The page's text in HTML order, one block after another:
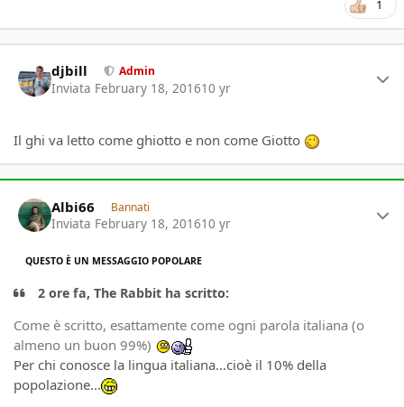
1
djbill Admin
Inviata February 18, 201610 yr
Il ghi va letto come ghiotto e non come Giotto
Albi66 Bannati
Inviata February 18, 201610 yr
QUESTO È UN MESSAGGIO POPOLARE
2 ore fa, The Rabbit ha scritto:
Come è scritto, esattamente come ogni parola italiana (o
almeno un buon 99%)
Per chi conosce la lingua italiana...cioè il 10% della
popolazione...